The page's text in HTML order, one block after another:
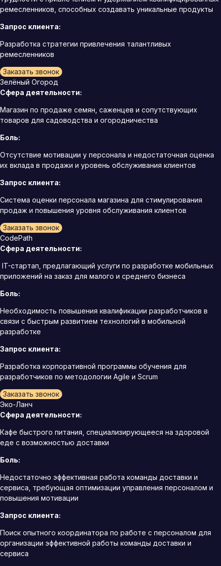
ремесленников, способных создавать уникальные продукты
Запрос клиента:
Разработка стратегии привлечения талантливых
ремесленников
Заказать звонок
Зелёный Огород
Сфера деятельности:
Магазин по продаже семян, саженцев и сопутствующих
товаров для садоводства и огородничества
Боль:
Отсутствие мотивации у персонала и недостаточная оценка
их вклада в продажи и уровень обслуживания клиентов
Запрос клиента:
Система оценки персонала магазина для стимулирования
продаж и повышения уровня обслуживания клиентов
Заказать звонок
CodePath
Сфера деятельности:
IT-стартап, предлагающий услуги по разработке мобильных
приложений на заказ для малого и среднего бизнеса
Боль:
Необходимость повышения квалификации разработчиков в
связи с быстрым развитием технологий в мобильной
разработке
Запрос клиента:
Разработка корпоративной программы обучения для
разработчиков по методологии Agile и Scrum
Заказать звонок
Эко-Ланч
Сфера деятельности:
Кафе быстрого питания, специализирующееся на здоровой
еде с возможностью доставки
Боль:
Недостаточно эффективная работа команды доставки и
сервиса, требующая оптимизации управления персоналом и
повышения мотивации
Запрос клиента:
Поиск опытного координатора по работе с персоналом для
организации эффективной работы команды доставки и
сервиса